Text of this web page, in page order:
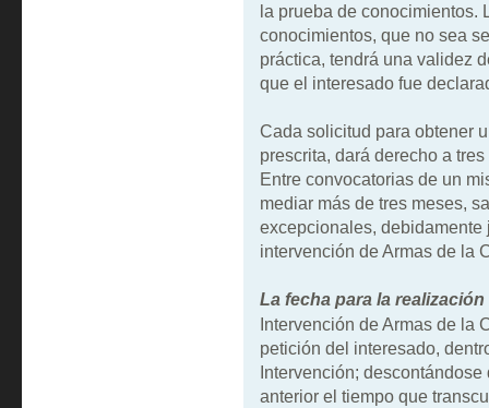
la prueba de conocimientos.
conocimientos, que no sea
práctica, tendrá una validez
que el interesado fue
Cada solicitud para obtener
prescrita, dará derecho a
Entre convocatorias de un
mediar más de tres meses,
excepcionales,
intervención de Armas de la
La fecha para la
Intervención de Armas de la
petición del interesado,
Intervención;
anterior el tiempo que